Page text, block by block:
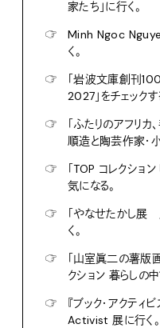
家たち」に行く。
☞
Minh Ngoc
く。
☞
「岩波文庫創刊
2027」をチェックす
☞
「ふたりのアフリ
順造と陶芸作家・
☞
「TOP コレクショ
気になる。
☞
「やなせたかし展
く。
☞
「山室眞二の薯版
クション 暮らしの中
☞
『ブック・アクテ
Activist 展に行く。